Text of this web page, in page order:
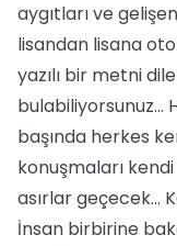
aygıtları ve
lisandan lisana
yazılı bir metni
bulabiliyorsunuz...
başında herkes
konuşmaları
asırlar geçecek...
İnsan birbirine